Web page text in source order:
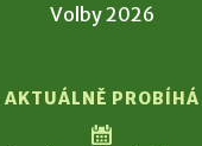
Volby 2026
AKTUÁLNĚ PROBÍHÁ